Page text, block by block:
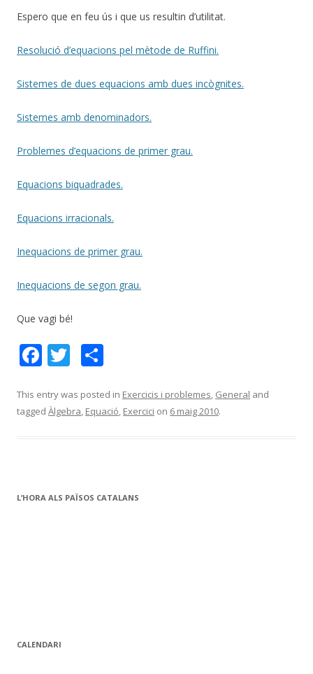
Espero que en feu ús i que us resultin d’utilitat.
Resolució d’equacions pel mètode de Ruffini.
Sistemes de dues equacions amb dues incògnites.
Sistemes amb denominadors.
Problemes d’equacions de primer grau.
Equacions biquadrades.
Equacions irracionals.
Inequacions de primer grau.
Inequacions de segon grau.
Que vagi bé!
F
e
b
k
T
itt
er
m
p
ix
This entry was posted in Exercicis i problemes, General and
tagged Àlgebra, Equació, Exercici on 6 maig 2010.
L’HORA ALS PAÏSOS CATALANS
CALENDARI